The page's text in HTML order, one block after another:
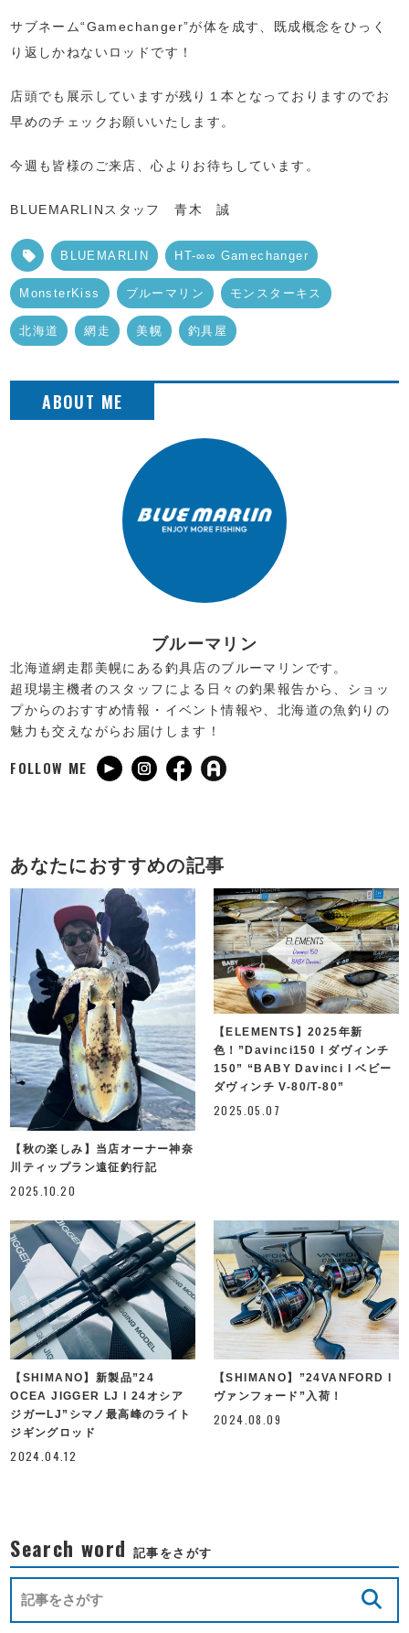
サブネーム“Gamechanger”が体を成す、既成概念をひっく
り返しかねないロッドです！
店頭でも展示していますが残り１本となっておりますのでお
早めのチェックお願いいたします。
今週も皆様のご来店、心よりお待ちしています。
BLUEMARLINスタッフ 青木 誠
BLUEMARLIN HT-∞∞ Gamechanger
MonsterKiss ブルーマリン モンスターキス
北海道 網走 美幌 釣具屋
ブルーマリン
北海道網走郡美幌にある釣具店のブルーマリンです。
超現場主機者のスタッフによる日々の釣果報告から、ショッ
プからのおすすめ情報・イベント情報や、北海道の魚釣りの
魅力も交えながらお届けします！
FOLLOW ME
あなたにおすすめの記事
【秋の楽しみ】当店オーナー神奈
川ティップラン遠征釣行記
2025.10.20
【ELEMENTS】2025年新
色！”Davinci150 l ダヴィンチ
150” “BABY Davinci l ベビー
ダヴィンチ V-80/T-80”
2025.05.07
【SHIMANO】新製品”24
OCEA JIGGER LJ l 24オシア
ジガーLJ”シマノ最高峰のライト
ジギングロッド
2024.04.12
【SHIMANO】”24VANFORD l
ヴァンフォード”入荷！
2024.08.09
Search word 記事をさがす